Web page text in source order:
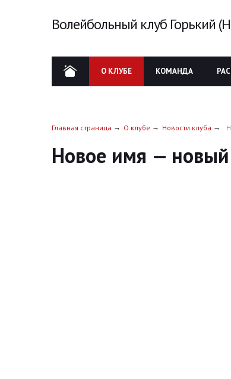
Волейбольный клуб Горький
О КЛУБЕ КОМАНДА
Главная страница О клубе Новости клуба
Новое имя — новый